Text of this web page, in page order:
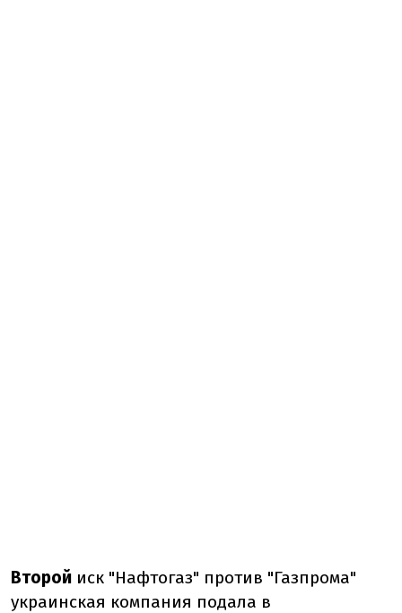
Второй иск "Нафтогаз" против "Газпрома"
украинская компания подала в